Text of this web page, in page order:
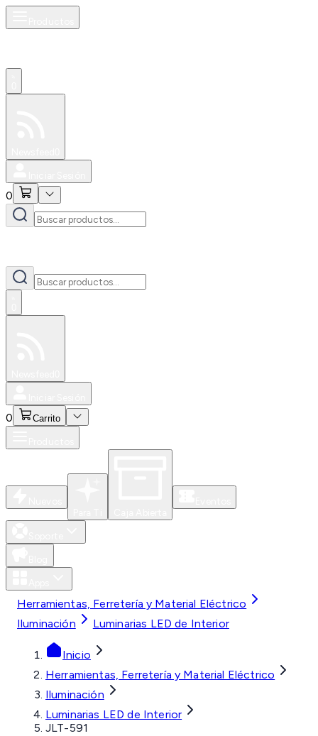
0
0 Carrito
Herramientas, Ferretería y Material Eléctrico
Iluminación
Luminarias LED de Interior
Inicio
Herramientas, Ferretería y Material Eléctrico
Iluminación
Luminarias LED de Interior
JLT-591